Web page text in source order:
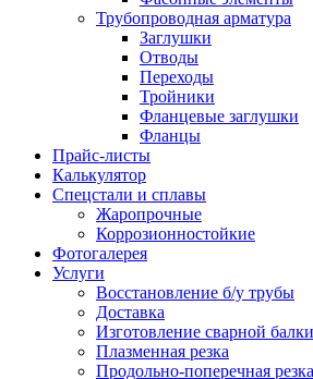
Трубопроводная арматура
Заглушки
Отводы
Переходы
Тройники
Фланцевые заглушки
Фланцы
Прайс-листы
Калькулятор
Спецстали и сплавы
Жаропрочные
Коррозионностойкие
Фотогалерея
Услуги
Восстановление б/у трубы
Доставка
Изготовление сварной балки
Плазменная резка
Продольно-поперечная резка